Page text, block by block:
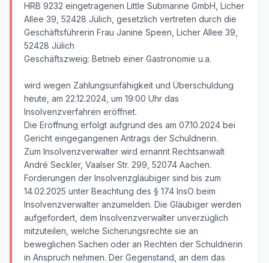
HRB 9232 eingetragenen Little Submarine GmbH, Licher
Allee 39, 52428 Jülich, gesetzlich vertreten durch die
Geschäftsführerin Frau Janine Speen, Licher Allee 39,
52428 Jülich
Geschäftszweig: Betrieb einer Gastronomie u.a.
wird wegen Zahlungsunfähigkeit und Überschuldung
heute, am 22.12.2024, um 19:00 Uhr das
Insolvenzverfahren eröffnet.
Die Eröffnung erfolgt aufgrund des am 07.10.2024 bei
Gericht eingegangenen Antrags der Schuldnerin.
Zum Insolvenzverwalter wird ernannt Rechtsanwalt
André Seckler, Vaalser Str. 299, 52074 Aachen.
Forderungen der Insolvenzgläubiger sind bis zum
14.02.2025 unter Beachtung des § 174 InsO beim
Insolvenzverwalter anzumelden. Die Gläubiger werden
aufgefordert, dem Insolvenzverwalter unverzüglich
mitzuteilen, welche Sicherungsrechte sie an
beweglichen Sachen oder an Rechten der Schuldnerin
in Anspruch nehmen. Der Gegenstand, an dem das